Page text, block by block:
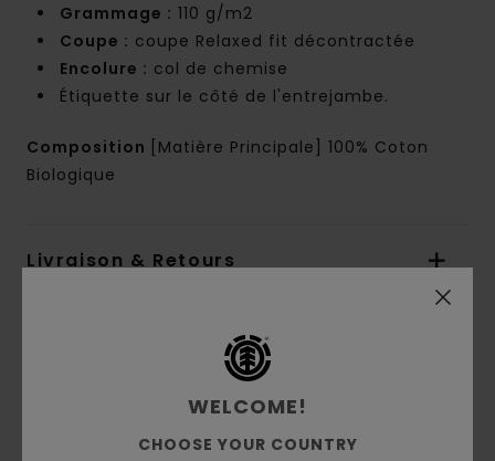
Grammage : 110 g/m2
Coupe : coupe Relaxed fit décontractée
Encolure : col de chemise
Étiquette sur le côté de l'entrejambe.
Composition
[Matière Principale] 100% Coton
Biologique
Livraison & Retours
WELCOME!
CHOOSE YOUR COUNTRY